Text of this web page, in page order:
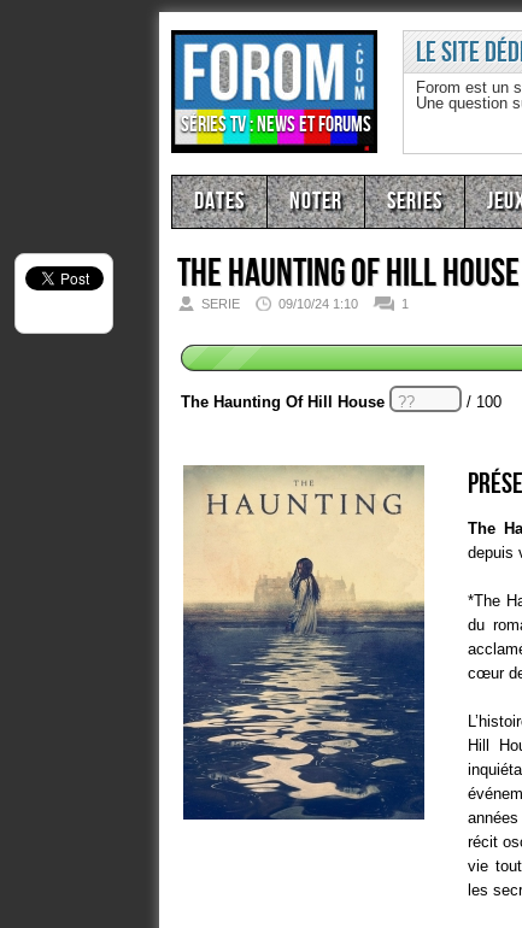
Séries TV : news et forums
Le site
Forom est un
Une question
Dates Noter Series
The Haunting Of Hill House
SERIE 09/10/24 1:10 1
The Haunting Of Hill House / 100
The
depuis
*The
du
cœur
Hill
récit
vie
les